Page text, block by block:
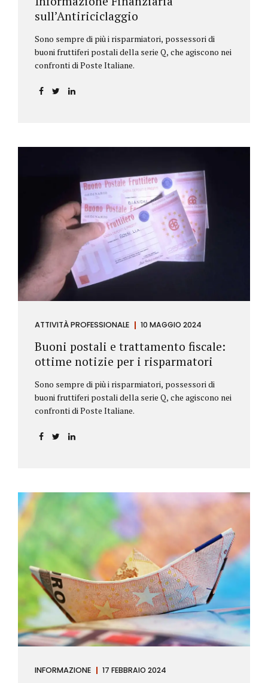
sull’Antiriciclaggio
Sono sempre di più i risparmiatori, possessori di
buoni fruttiferi postali della serie Q, che agiscono nei
confronti di Poste Italiane.
ATTIVITÀ PROFESSIONALE 10 MAGGIO 2024
Buoni postali e trattamento fiscale:
ottime notizie per i risparmatori
Sono sempre di più i risparmiatori, possessori di
buoni fruttiferi postali della serie Q, che agiscono nei
confronti di Poste Italiane.
INFORMAZIONE 17 FEBBRAIO 2024